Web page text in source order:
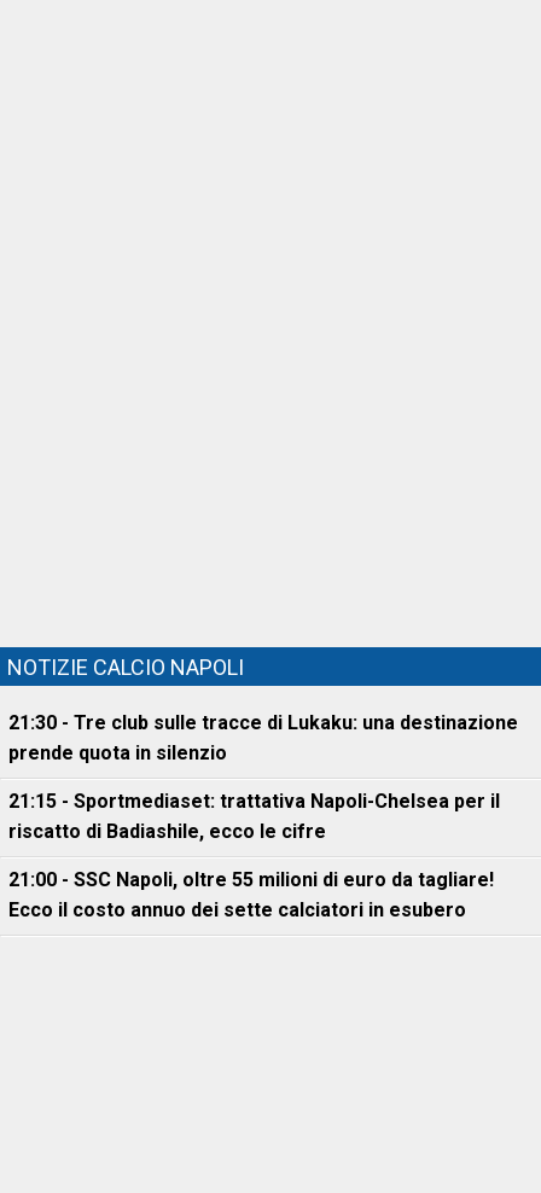
NOTIZIE CALCIO NAPOLI
21:30 - Tre club sulle tracce di Lukaku: una destinazione
prende quota in silenzio
21:15 - Sportmediaset: trattativa Napoli-Chelsea per il
riscatto di Badiashile, ecco le cifre
21:00 - SSC Napoli, oltre 55 milioni di euro da tagliare!
Ecco il costo annuo dei sette calciatori in esubero